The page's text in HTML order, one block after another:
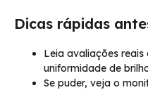
Dicas rápidas
Leia avaliações
uniformidade de
Se puder, veja o